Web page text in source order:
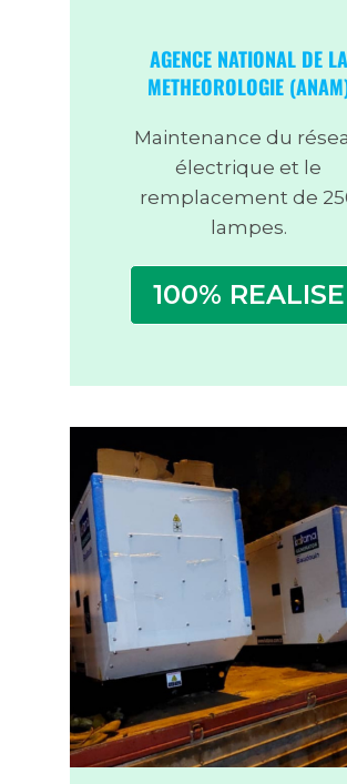
AGENCE NATIONAL DE LA
METHEOROLOGIE
Maintenance du
électrique et le
remplacement de
lampes.
100% REALISE